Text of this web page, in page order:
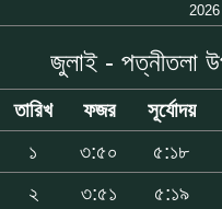
জুলাই - পত্নীতলা
তারিখ ফজর সূর্যোদয়
১
৩:৫০ ৫:১৮
২
৩:৫১ ৫:১৯